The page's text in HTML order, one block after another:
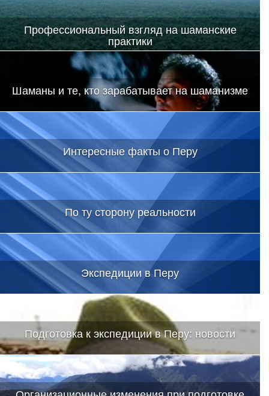
Профессиональный взгляд на шаманские
практики
Шаманы и те, кто зарабатывает на шаманизме
Интересные факты о Перу
По ту сторону реальности
Экспедиции в Перу
Подготовка к экспедиции в Перу: новости